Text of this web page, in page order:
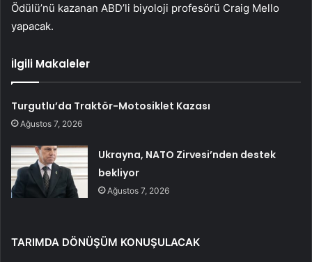
Ödülü’nü kazanan ABD’li biyoloji profesörü Craig Mello
yapacak.
İlgili Makaleler
Turgutlu’da Traktör-Motosiklet Kazası
Ağustos 7, 2026
Ukrayna, NATO Zirvesi’nden destek
bekliyor
Ağustos 7, 2026
TARIMDA DÖNÜŞÜM KONUŞULACAK